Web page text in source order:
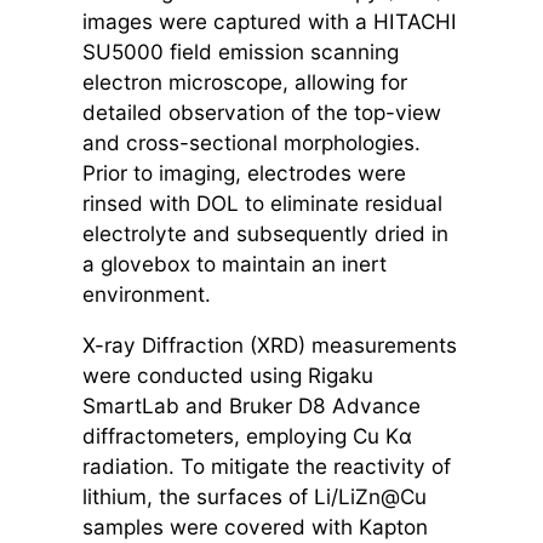
images were captured with a HITACHI
SU5000 field emission scanning
electron microscope, allowing for
detailed observation of the top-view
and cross-sectional morphologies.
Prior to imaging, electrodes were
rinsed with DOL to eliminate residual
electrolyte and subsequently dried in
a glovebox to maintain an inert
environment.
X-ray Diffraction (XRD) measurements
were conducted using Rigaku
SmartLab and Bruker D8 Advance
diffractometers, employing Cu Kα
radiation. To mitigate the reactivity of
lithium, the surfaces of Li/LiZn@Cu
samples were covered with Kapton